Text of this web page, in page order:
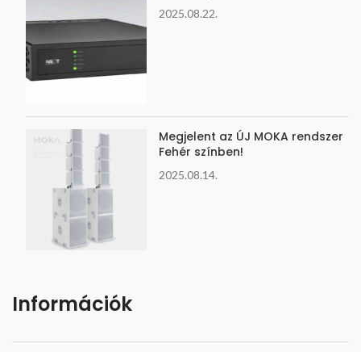
2025.08.22.
Megjelent az ÚJ MOKA rendszer
Fehér színben!
2025.08.14.
Információk